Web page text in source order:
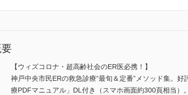
【ウィズコロナ・超高齢社会のER医必携！】
神戸中央市民ERの救急診療“最旬＆定番”メソッド集。
療PDFマニュアル」DL付き（スマホ画面約300頁相当）